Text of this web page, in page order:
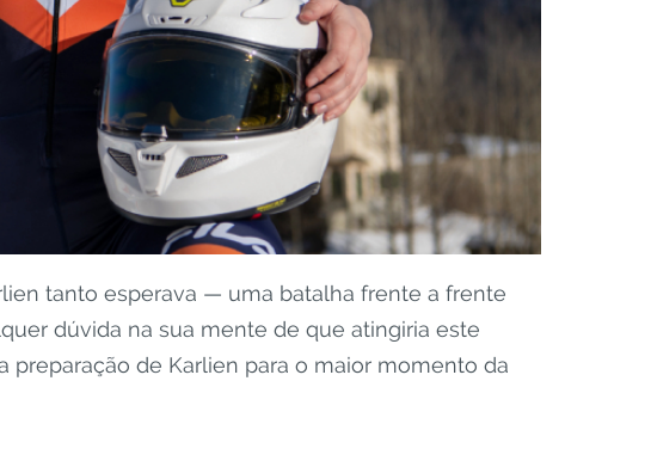
tanto esperava — uma batalha frente a frente
dúvida na sua mente de que atingiria este
preparação de Karlien para o maior momento da